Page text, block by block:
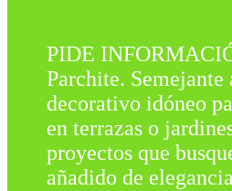
PIDE
Parchite. Semejante
decorativo idóneo
en terrazas o
proyectos que
añadido de